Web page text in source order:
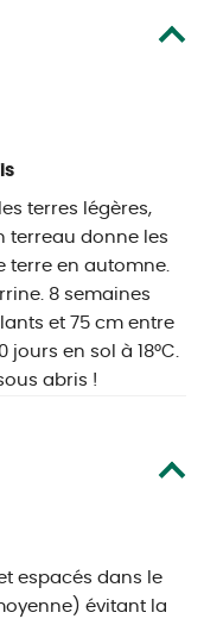
terres légères,
terreau donne les
terre en automne.
8 semaines
et 75 cm entre
jours en sol à 18°C.
abris !
espacés dans le
évitant la